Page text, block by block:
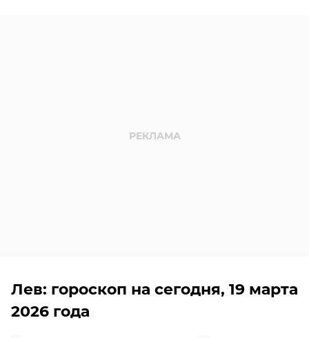
Лев: гороскоп на сегодня, 19 марта
2026 года